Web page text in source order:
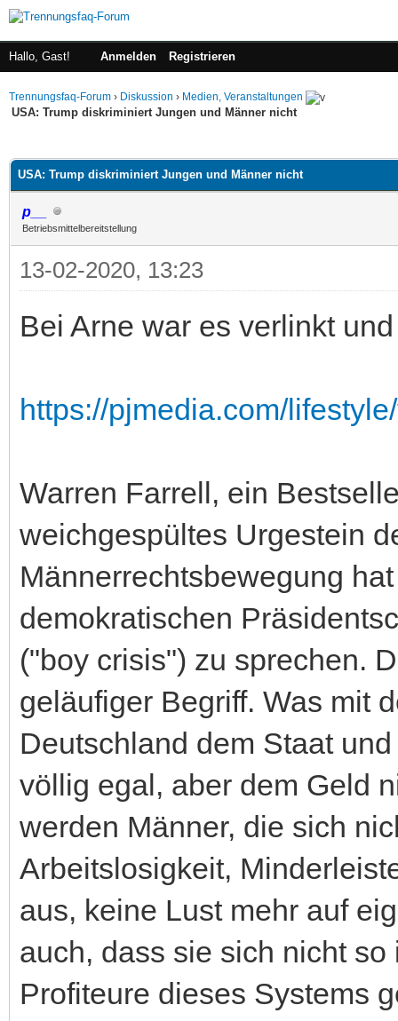
Hallo, Gast! Anmelden Registrieren
Trennungsfaq-Forum › Diskussion › Medien, Veranstaltungen
USA: Trump diskriminiert Jungen und Männer nicht
USA: Trump diskriminiert Jungen und Männer nicht
p__
Betriebsmittelbereitstellung
13-02-2020, 13:23
Bei Arne war es verlinkt
https://pjmedia.com/
Warren Farrell, ein
weichgespültes Urgestein
Männerrechtsbewegung
demokratischen
("boy crisis") zu sprechen.
geläufiger Begriff. Was mit
Deutschland dem Staat
völlig egal, aber dem Geld
werden Männer, die sich
Arbeitslosigkeit,
aus, keine Lust mehr auf
auch, dass sie sich nicht
Profiteure dieses Systems